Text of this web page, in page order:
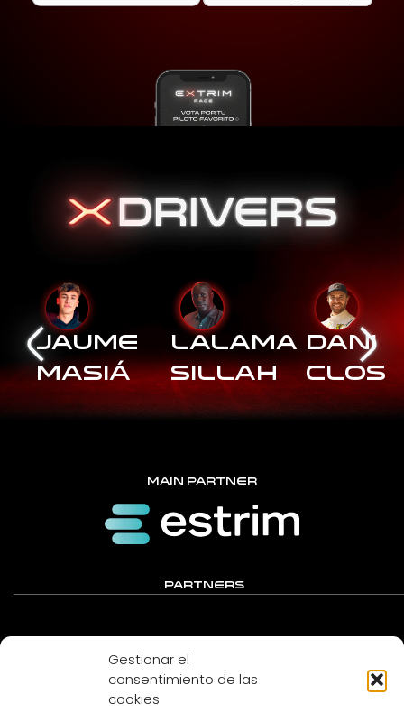
Gestionar el
consentimiento de las
cookies
Jaume
Masiá
Lalama
Sillah
Dani
Clos
MAIN PARTNER
PARTNERS